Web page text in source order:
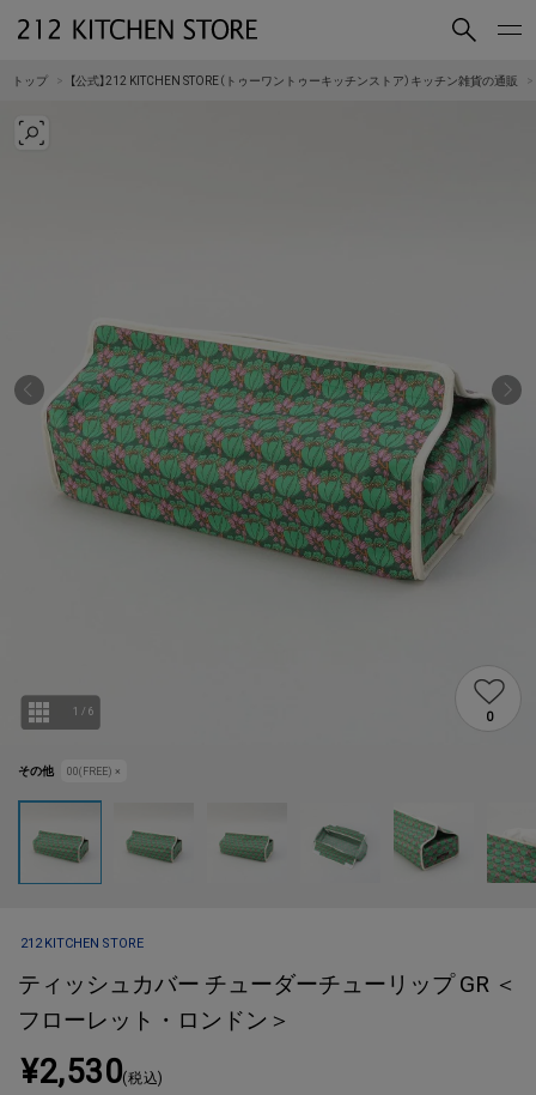
買いもの
Instagram Facebook Mail Magazine YouTube
LINE
トップ 【公式】212 KITCHEN STORE（トゥーワントゥーキッチンストア）キッチン雑貨の通販
その他 00(FREE) ×
1 / 6 0
212 KITCHEN STORE
ティッシュカバー チューダーチューリップ GR ＜
フローレット・ロンドン＞
¥2,530(税込)